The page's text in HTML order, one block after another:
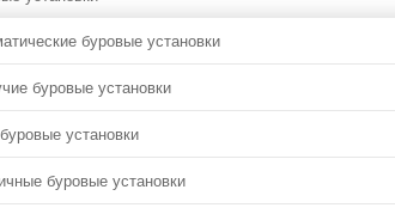
буровые установки
буровые установки
установки
буровые установки